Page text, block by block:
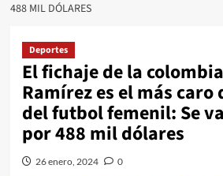
488 MIL DÓLARES
Deportes
El fichaje de la
Ramírez es el más
del futbol femenil: Se
por 488 mil dólares
26 enero, 2024 0